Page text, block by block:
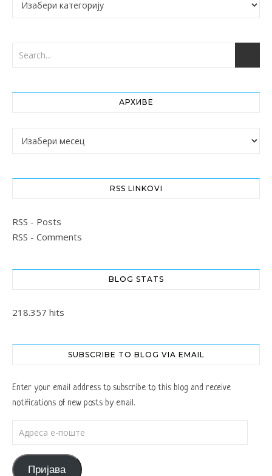
АРХИВЕ
Архиве
RSS LINKOVI
RSS - Posts
RSS - Comments
BLOG STATS
218.357 hits
SUBSCRIBE TO BLOG VIA EMAIL
Enter your email address to subscribe to this blog and receive
notifications of new posts by email.
Пријава